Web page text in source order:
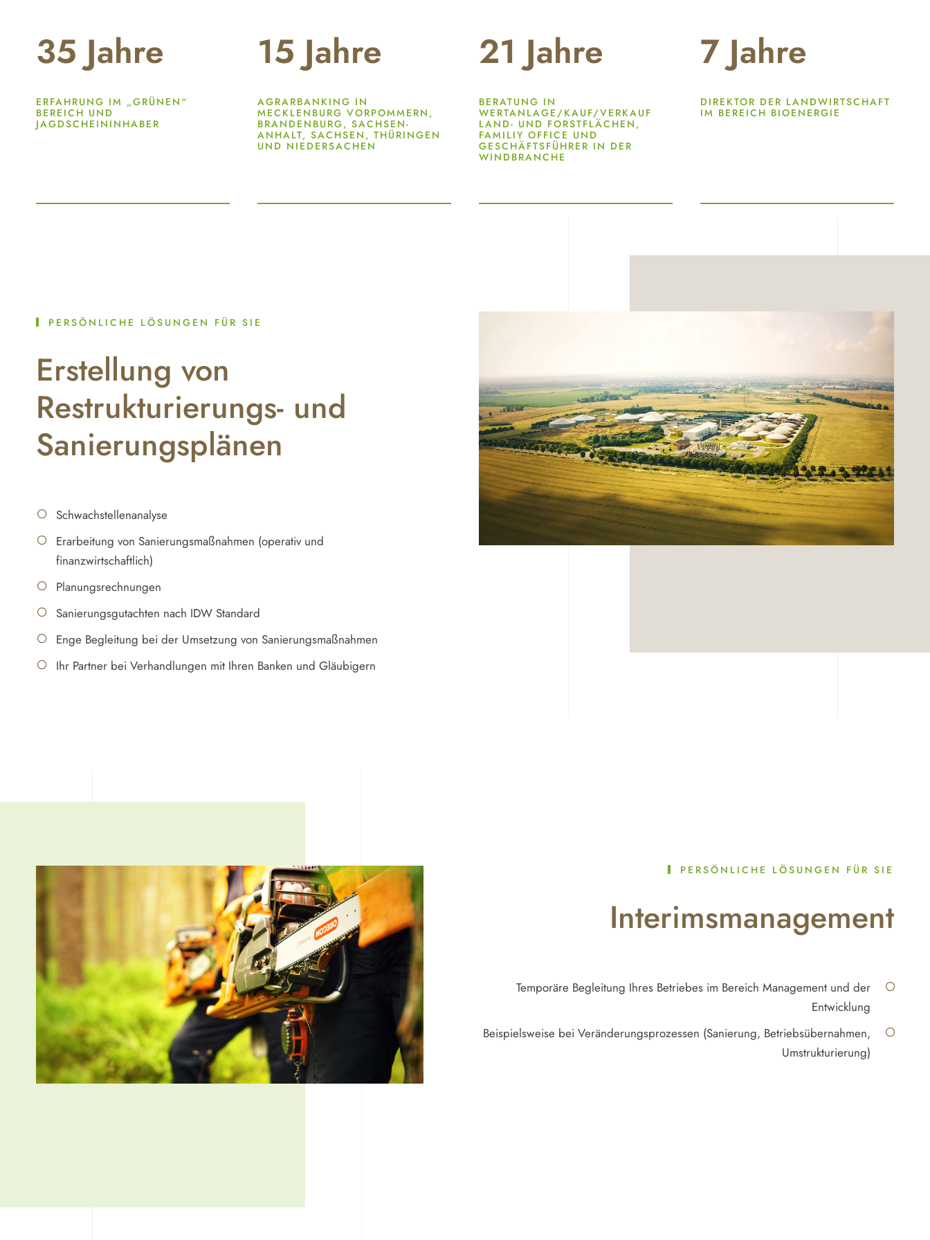
35 Jahre
ERFAHRUNG IM „GRÜNEN“
BEREICH UND
JAGDSCHEININHABER
15 Jahre
AGRARBANKING IN
MECKLENBURG VORPOMMERN,
BRANDENBURG, SACHSEN-
ANHALT, SACHSEN, THÜRINGEN
UND NIEDERSACHEN
21 Jahre
BERATUNG IN
WERTANLAGE/KAUF/VERKAUF
LAND- UND FORSTFLÄCHEN,
FAMILIY OFFICE UND
GESCHÄFTSFÜHRER IN DER
WINDBRANCHE
7 Jahre
DIREKTOR DER LANDWIRTSCHAFT
IM BEREICH BIOENERGIE
PERSÖNLICHE LÖSUNGEN FÜR SIE
Erstellung von
Restrukturierungs- und
Sanierungsplänen
Schwachstellenanalyse
Erarbeitung von Sanierungsmaßnahmen (operativ und
finanzwirtschaftlich)
Planungsrechnungen
Sanierungsgutachten nach IDW Standard
Enge Begleitung bei der Umsetzung von Sanierungsmaßnahmen
Ihr Partner bei Verhandlungen mit Ihren Banken und Gläubigern
PERSÖNLICHE LÖSUNGEN FÜR SIE
Interimsmanagement
Temporäre Begleitung Ihres Betriebes im Bereich Management und der
Entwicklung
Beispielsweise bei Veränderungsprozessen (Sanierung, Betriebsübernahmen,
Umstrukturierung)